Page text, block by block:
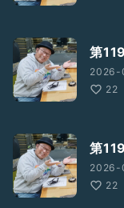
第
2026-
22
第
2026-
22